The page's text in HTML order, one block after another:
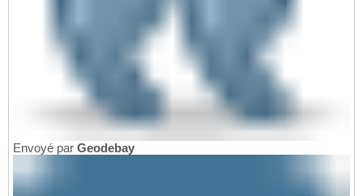
Envoyé par Geodebay